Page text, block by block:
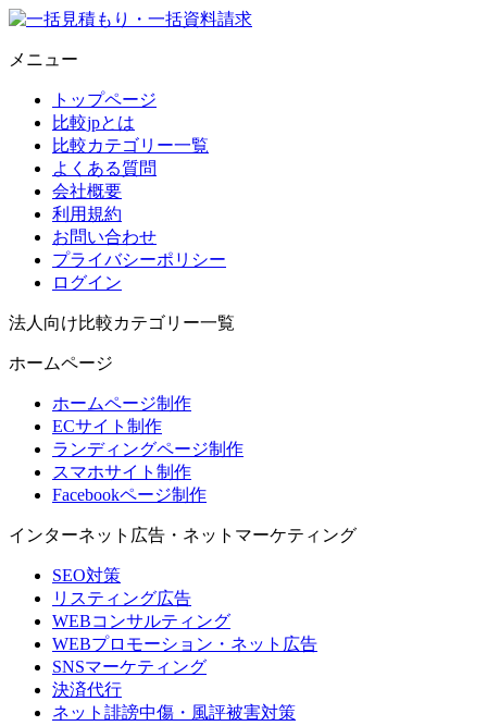
メニュー
トップページ
比較jpとは
比較カテゴリー一覧
よくある質問
会社概要
利用規約
お問い合わせ
プライバシーポリシー
ログイン
法人向け比較カテゴリー一覧
ホームページ
ホームページ制作
ECサイト制作
ランディングページ制作
スマホサイト制作
Facebookページ制作
インターネット広告・ネットマーケティング
SEO対策
リスティング広告
WEBコンサルティング
WEBプロモーション・ネット広告
SNSマーケティング
決済代行
ネット誹謗中傷・風評被害対策